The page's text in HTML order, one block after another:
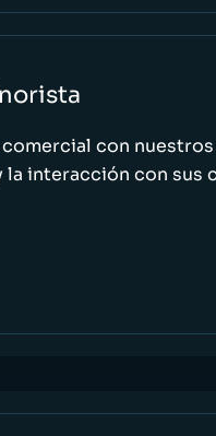
con
interacción con sus